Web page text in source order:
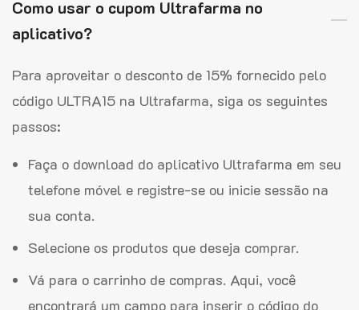
Como usar o cupom Ultrafarma no
aplicativo?
Para aproveitar o desconto de 15% fornecido pelo
código ULTRA15 na Ultrafarma, siga os seguintes
passos:
Faça o download do aplicativo Ultrafarma em seu
telefone móvel e registre-se ou inicie sessão na
sua conta.
Selecione os produtos que deseja comprar.
Vá para o carrinho de compras. Aqui, você
encontrará um campo para inserir o código do